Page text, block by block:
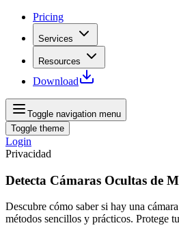
Pricing
Services
Resources
Download
Toggle navigation menu
Toggle theme
Login
Privacidad
Detecta Cámaras Ocultas de
Descubre cómo saber si hay una
métodos sencillos y prácticos. Protege